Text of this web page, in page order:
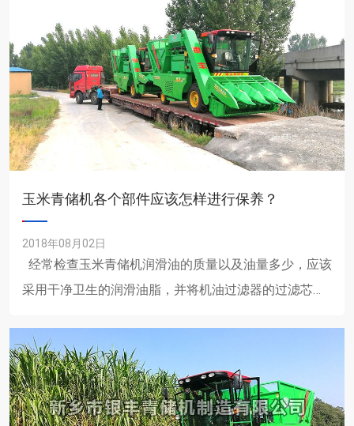
玉米青储机各个部件应该怎样进行保养？
2018年08月02日
经常检查玉米青储机润滑油的质量以及油量多少，应该
采用干净卫生的润滑油脂，并将机油过滤器的过滤芯定
用......